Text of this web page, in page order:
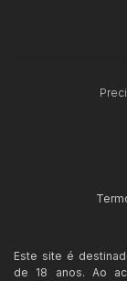
Este site é
de 18 anos. Ao